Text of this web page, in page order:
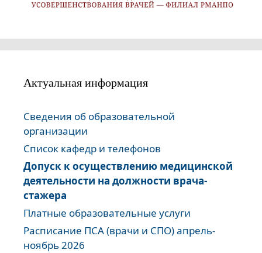
Актуальная информация
Сведения об образовательной
организации
Список кафедр и телефонов
Допуск к осуществлению медицинской
деятельности на должности врача-
стажера
Платные образовательные услуги
Расписание ПСА (врачи и СПО) апрель-
ноябрь 2026